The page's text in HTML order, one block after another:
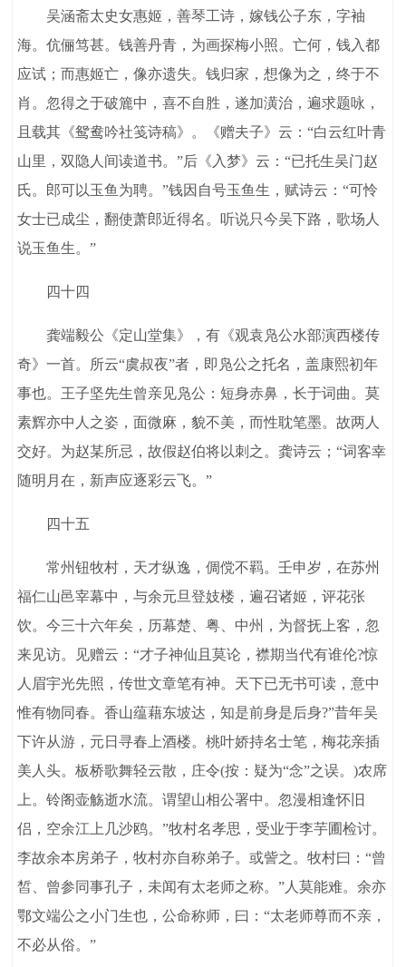
吴涵斋太史女惠姬，善琴工诗，嫁钱公子东，字袖
海。伉俪笃甚。钱善丹青，为画探梅小照。亡何，钱入都
应试；而惠姬亡，像亦遗失。钱归家，想像为之，终于不
肖。忽得之于破簏中，喜不自胜，遂加潢治，遍求题咏，
且载其《鸳鸯吟社笺诗稿》。《赠夫子》云：“白云红叶青
山里，双隐人间读道书。”后《入梦》云：“已托生吴门赵
氏。郎可以玉鱼为聘。”钱因自号玉鱼生，赋诗云：“可怜
女士已成尘，翻使萧郎近得名。听说只今吴下路，歌场人
说玉鱼生。”
四十四
龚端毅公《定山堂集》，有《观袁凫公水部演西楼传
奇》一首。所云“虞叔夜”者，即凫公之托名，盖康熙初年
事也。王子坚先生曾亲见凫公：短身赤鼻，长于词曲。莫
素辉亦中人之姿，面微麻，貌不美，而性耽笔墨。故两人
交好。为赵某所忌，故假赵伯将以刺之。龚诗云；“词客幸
随明月在，新声应逐彩云飞。”
四十五
常州钮牧村，天才纵逸，倜傥不羁。壬申岁，在苏州
福仁山邑宰幕中，与余元旦登妓楼，遍召诸姬，评花张
饮。今三十六年矣，历幕楚、粤、中州，为督抚上客，忽
来见访。见赠云：“才子神仙且莫论，襟期当代有谁伦?惊
人眉宇光先照，传世文章笔有神。天下已无书可读，意中
惟有物同春。香山蕴藉东坡达，知是前身是后身?”昔年吴
下许从游，元日寻春上酒楼。桃叶娇持名士笔，梅花亲插
美人头。板桥歌舞轻云散，庄令(按：疑为“念”之误。)农席
上。铃阁壶觞逝水流。谓望山相公署中。忽漫相逢怀旧
侣，空余江上几沙鸥。”牧村名孝思，受业于李芋圃检讨。
李故余本房弟子，牧村亦自称弟子。或訾之。牧村曰：“曾
皙、曾参同事孔子，未闻有太老师之称。”人莫能难。余亦
鄂文端公之小门生也，公命称师，曰：“太老师尊而不亲，
不必从俗。”